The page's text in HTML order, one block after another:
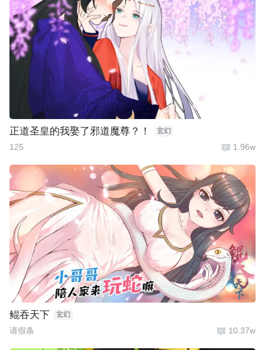
正道圣皇的我娶了邪道魔尊？！ 玄幻
125 1.96w
鲲吞天下 玄幻
请假条 10.37w